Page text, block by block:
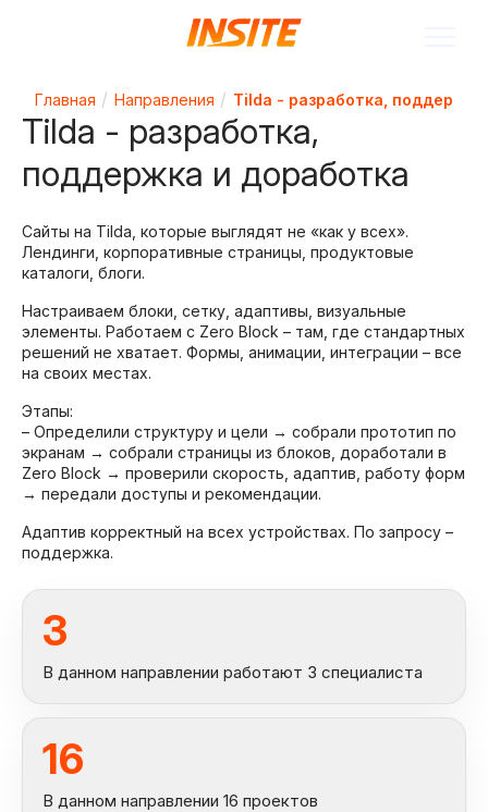
Главная Направления Tilda - разработка,
Tilda - разработка,
поддержка и доработка
Сайты на Tilda, которые выглядят не «как у всех».
Лендинги, корпоративные страницы, продуктовые
каталоги, блоги.
Настраиваем блоки, сетку, адаптивы, визуальные
элементы. Работаем с Zero Block – там, где стандартных
решений не хватает. Формы, анимации, интеграции – все
на своих местах.
Этапы:
– Определили структуру и цели → собрали прототип по
экранам → собрали страницы из блоков, доработали в
Zero Block → проверили скорость, адаптив, работу форм
→ передали доступы и рекомендации.
Адаптив корректный на всех устройствах. По запросу –
поддержка.
3
В данном направлении работают 3 специалиста
16
В данном направлении 16 проектов